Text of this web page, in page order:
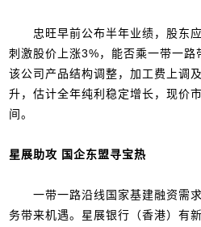
忠旺早前公布半年业绩，股东应
刺激股价上涨3%，能否乘一带一路
该公司产品结构调整，加工费上调
升，估计全年纯利稳定增长，现价
间。
星展助攻 国企东盟寻宝热
一带一路沿线国家基建融资需求
务带来机遇。星展银行（香港）有